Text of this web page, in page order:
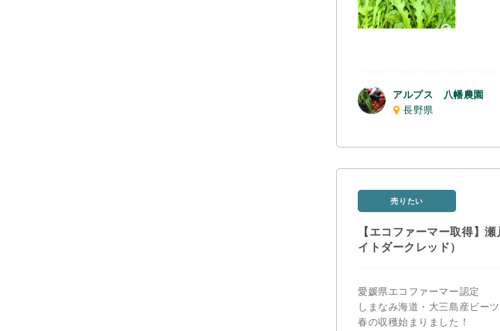
アルプス 八幡農園
長野県
売りたい
【エコファーマー取得】
イトダークレッド）
愛媛県エコファーマー認定
しまなみ海道・大三島産ビーツ
春の収穫始まりました！